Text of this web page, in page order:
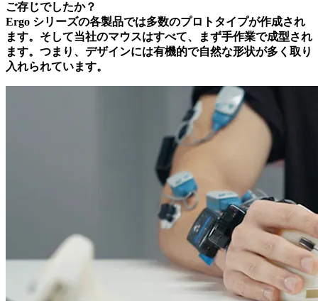
ご存じでしたか？
Ergo シリーズの各製品では多数のプロトタイプが作成され
ます。そして当社のマウスはすべて、まず手作業で成型され
ます。つまり、デザインには有機的で自然な形状が多く取り
入れられています。